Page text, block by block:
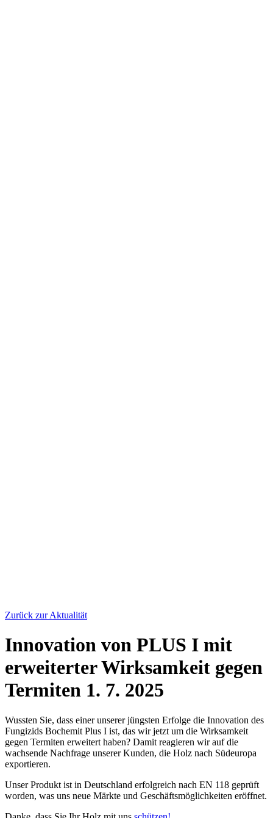
Zurück zur Aktualität
Innovation von PLUS I mit
erweiterter Wirksamkeit gegen
Termiten 1. 7. 2025
Wussten Sie, dass einer unserer jüngsten Erfolge die Innovation des
Fungizids Bochemit Plus I ist, das wir jetzt um die Wirksamkeit
gegen Termiten erweitert haben? Damit reagieren wir auf die
wachsende Nachfrage unserer Kunden, die Holz nach Südeuropa
exportieren.
Unser Produkt ist in Deutschland erfolgreich nach EN 118 geprüft
worden, was uns neue Märkte und Geschäftsmöglichkeiten eröffnet.